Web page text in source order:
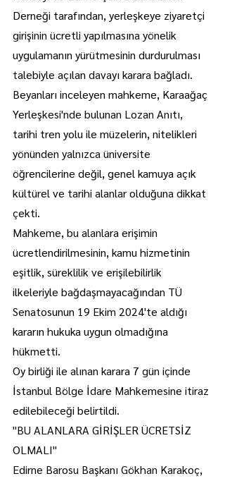
Derneği tarafından, yerleşkeye ziyaretçi
girişinin ücretli yapılmasına yönelik
uygulamanın yürütmesinin durdurulması
talebiyle açılan davayı karara bağladı.
Beyanları inceleyen mahkeme, Karaağaç
Yerleşkesi'nde bulunan Lozan Anıtı,
tarihi tren yolu ile müzelerin, nitelikleri
yönünden yalnızca üniversite
öğrencilerine değil, genel kamuya açık
kültürel ve tarihi alanlar olduğuna dikkat
çekti.
Mahkeme, bu alanlara erişimin
ücretlendirilmesinin, kamu hizmetinin
eşitlik, süreklilik ve erişilebilirlik
ilkeleriyle bağdaşmayacağından TÜ
Senatosunun 19 Ekim 2024'te aldığı
kararın hukuka uygun olmadığına
hükmetti.
Oy birliği ile alınan karara 7 gün içinde
İstanbul Bölge İdare Mahkemesine itiraz
edilebileceği belirtildi.
"BU ALANLARA GİRİŞLER ÜCRETSİZ
OLMALI"
Edirne Barosu Başkanı Gökhan Karakoç,